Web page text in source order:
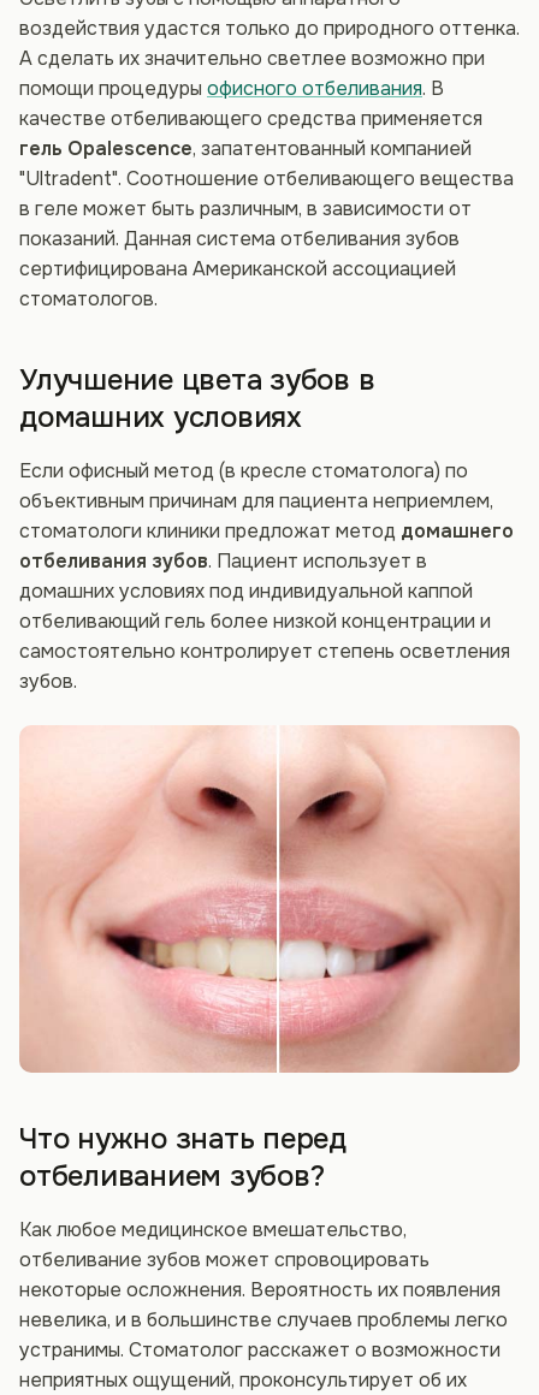
воздействия удастся только до природного оттенка.
А сделать их значительно светлее возможно при
помощи процедуры офисного отбеливания. В
качестве отбеливающего средства применяется
гель Opalescence, запатентованный компанией
"Ultradent". Соотношение отбеливающего вещества
в геле может быть различным, в зависимости от
показаний. Данная система отбеливания зубов
сертифицирована Американской ассоциацией
стоматологов.
Улучшение цвета зубов в
домашних условиях
Если офисный метод (в кресле стоматолога) по
объективным причинам для пациента неприемлем,
стоматологи клиники предложат метод домашнего
отбеливания зубов. Пациент использует в
домашних условиях под индивидуальной каппой
отбеливающий гель более низкой концентрации и
самостоятельно контролирует степень осветления
зубов.
Что нужно знать перед
отбеливанием зубов?
Как любое медицинское вмешательство,
отбеливание зубов может спровоцировать
некоторые осложнения. Вероятность их появления
невелика, и в большинстве случаев проблемы легко
устранимы. Стоматолог расскажет о возможности
неприятных ощущений, проконсультирует об их